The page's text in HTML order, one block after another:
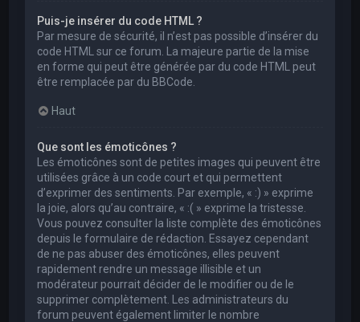
Puis-je insérer du code HTML ?
Par mesure de sécurité, il n’est pas possible d’insérer du
code HTML sur ce forum. La majeure partie de la mise
en forme qui peut être générée par du code HTML peut
être remplacée par du BBCode.
Haut
Que sont les émoticônes ?
Les émoticônes sont de petites images qui peuvent être
utilisées grâce à un code court et qui permettent
d’exprimer des sentiments. Par exemple, « :) » exprime
la joie, alors qu’au contraire, « :( » exprime la tristesse.
Vous pouvez consulter la liste complète des émoticônes
depuis le formulaire de rédaction. Essayez cependant
de ne pas abuser des émoticônes, elles peuvent
rapidement rendre un message illisible et un
modérateur pourrait décider de le modifier ou de le
supprimer complètement. Les administrateurs du
forum peuvent également limiter le nombre